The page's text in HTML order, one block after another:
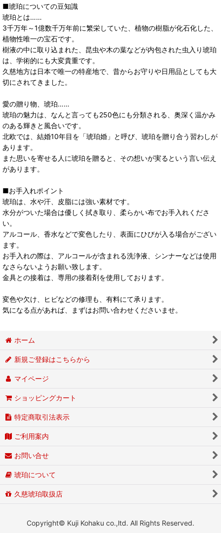
■琥珀についての豆知識
琥珀とは……
3千万年～1億数千万年前に繁栄していた、植物の樹脂が化石化した、
植物性唯一の宝石です。
樹液の中に取り込まれた、昆虫や木の葉などが内包された虫入り琥珀
は、学術的にも大変貴重です。
久慈地方は日本で唯一の特産地で、昔からお守りや日用品としても大
切にされてきました。
愛の贈り物、琥珀……
琥珀の魅力は、なんと言っても250色にも分類される、奥深く温かみ
のある輝きと風合いです。
北欧では、結婚10年目を「琥珀婚」と呼び、琥珀を贈り合う習わしが
あります。
また思いを寄せる人に琥珀を贈ると、その想いが実るという言い伝え
があります。
■お手入れポイント
琥珀は、水や汗、皮脂には強い素材です。
水分がついた場合は優しく拭き取り、柔らかい布でお手入れくださ
い。
アルコール、香水などで変色したり、表面にひびが入る場合がござい
ます。
お手入れの際は、アルコールが含まれる洗浄液、シンナーなどは使用
なさらないようお願い致します。
金具との接着は、専用の接着剤を使用しております。
変色や欠け、ヒビなどの修理も、有料にて承ります。
気になる点があれば、まずはお問い合わせくださいませ。
ホーム
新規ご登録はこちらから
マイページ
ショッピングカート
特定商取引法表示
ご利用案内
お問い合せ
琥珀について
久慈琥珀取扱店
Copyright© Kuji Kohaku co.,ltd. All Rights Reserved.